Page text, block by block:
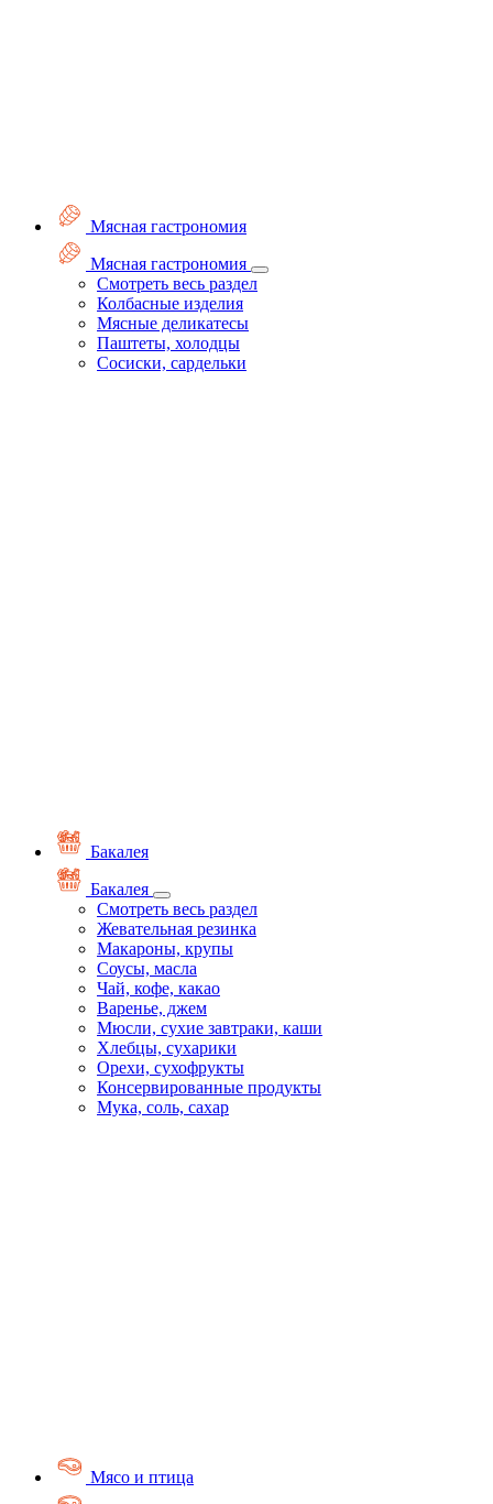
Мясная гастрономия
Мясная гастрономия
Смотреть весь раздел
Колбасные изделия
Мясные деликатесы
Паштеты, холодцы
Сосиски, сардельки
Бакалея
Бакалея
Смотреть весь раздел
Жевательная резинка
Макароны, крупы
Соусы, масла
Чай, кофе, какао
Варенье, джем
Мюсли, сухие завтраки, каши
Хлебцы, сухарики
Орехи, сухофрукты
Консервированные продукты
Мука, соль, сахар
Мясо и птица